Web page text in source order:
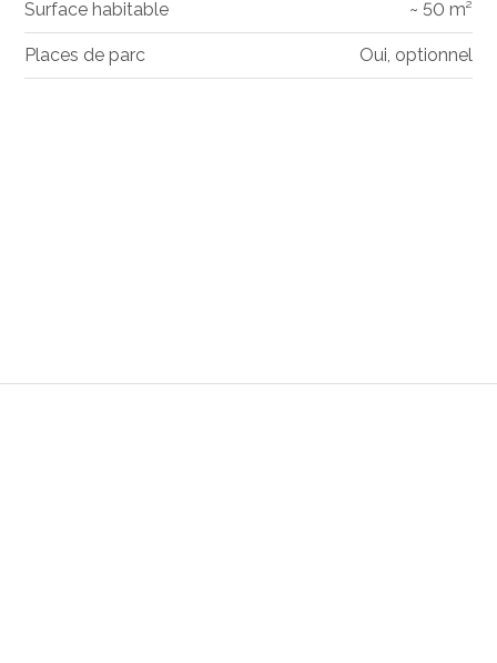
Surface habitable ~ 50 m²
Places de parc Oui, optionnel